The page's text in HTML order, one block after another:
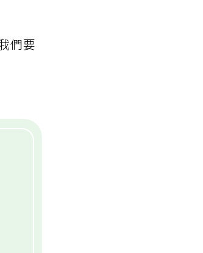
們要